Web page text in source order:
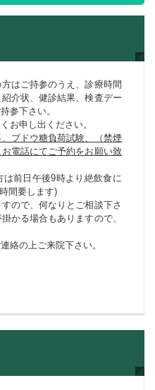
はご持参のうえ、診療時間
介状、健診結果、検査デー
参下さい。
お申し出ください。
ブドウ糖負荷試験、（禁煙
電話にてご予約をお願い致
前日午後9時より絶飲食に
間要します)
ので、何なりとご相談下さ
かる場合もありますので、
絡の上ご来院下さい。